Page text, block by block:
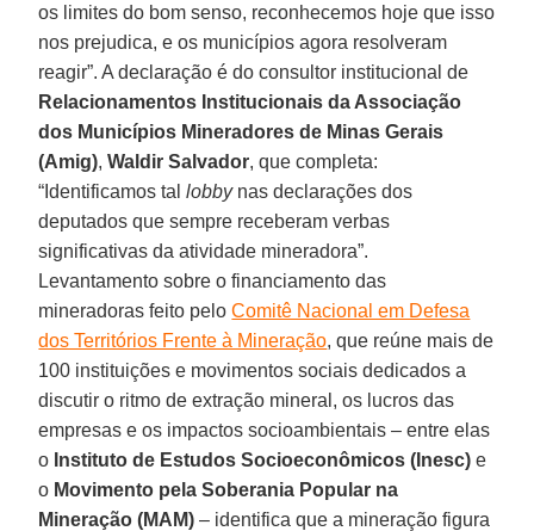
os limites do bom senso, reconhecemos hoje que isso
nos prejudica, e os municípios agora resolveram
reagir”. A declaração é do consultor institucional de
Relacionamentos Institucionais da Associação
dos Municípios Mineradores de Minas Gerais
(Amig),Waldir Salvador, que completa:
“Identificamos tallobbynas declarações dos
deputados que sempre receberam verbas
significativas da atividade mineradora”.
Levantamento sobre o financiamento das
mineradoras feito peloComitê Nacional em Defesa
dos Territórios Frente à Mineração, que reúne mais de
100 instituições e movimentos sociais dedicados a
discutir o ritmo de extração mineral, os lucros das
empresas e os impactos socioambientais – entre elas
o Instituto de Estudos Socioeconômicos (Inesc) e
o Movimento pela Soberania Popular na
Mineração (MAM) – identifica que a mineração figura